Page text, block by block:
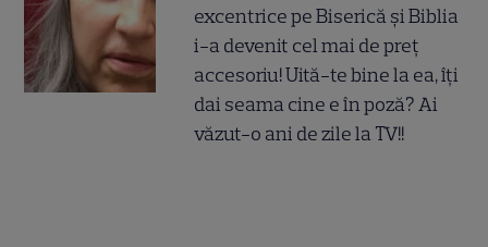
excentrice pe Biserică și Biblia
i-a devenit cel mai de preț
accesoriu! Uită-te bine la ea, îți
dai seama cine e în poză? Ai
văzut-o ani de zile la TV!!